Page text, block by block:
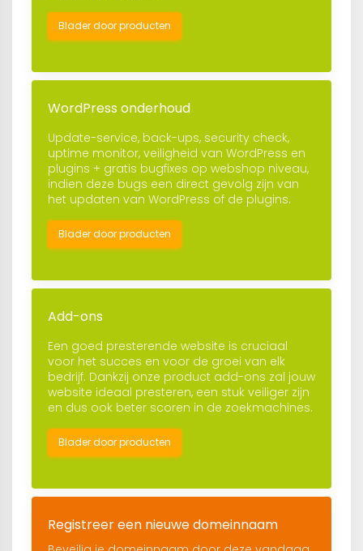
Blader door producten
WordPress onderhoud
Update-service, back-ups, security check,
uptime monitor, veiligheid van WordPress en
plugins + gratis bugfixes op webshop niveau,
indien deze bugs een direct gevolg zijn van
het updaten van WordPress of de plugins.
Blader door producten
Add-ons
Een goed presterende website is cruciaal
voor het succes en voor de groei van elk
bedrijf. Dankzij onze product add-ons zal jouw
website ideaal presteren, een stuk veiliger zijn
en dus ook beter scoren in de zoekmachines.
Blader door producten
Registreer een nieuwe domeinnaam